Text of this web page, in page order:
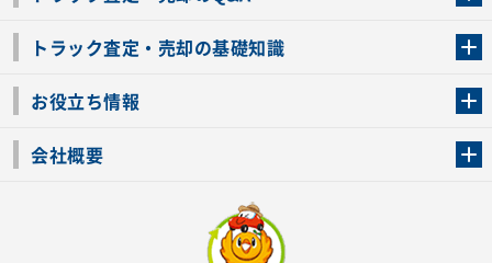
トラック査定・売却の基礎知識
お役立ち情報
会社概要